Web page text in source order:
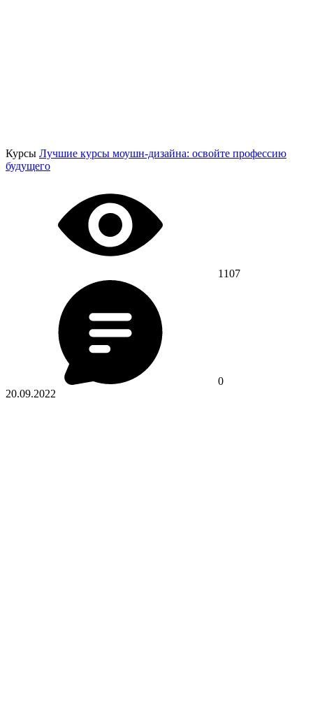
Курсы Лучшие курсы моушн-дизайна: освойте профессию
будущего
1107
0
20.09.2022